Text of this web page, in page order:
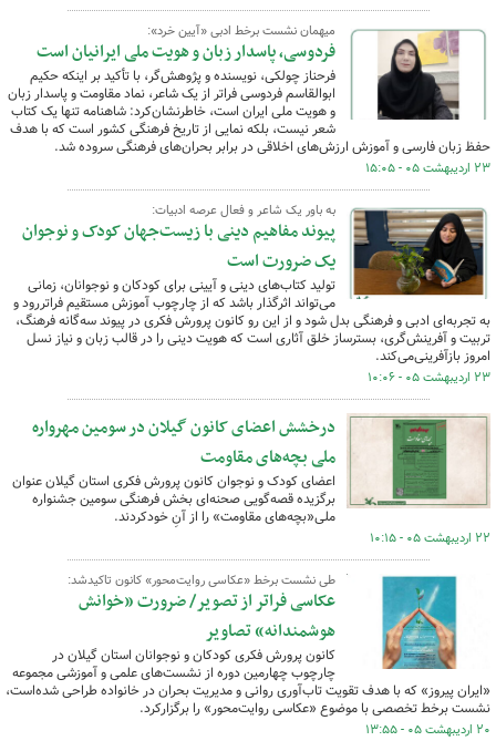
میهمان نشست برخط ادبی «آیین خرد»:
فردوسی، پاسدار زبان و هویت ملی ایرانیان است
فرحناز چولکی، نویسنده و پژوهش‌گر، با تأکید بر اینکه حکیم
ابوالقاسم فردوسی فراتر از یک شاعر، نماد مقاومت و پاسدار زبان
و هویت ملی ایران است، خاطرنشان‌کرد: شاهنامه تنها یک کتاب
شعر نیست، بلکه نمایی از تاریخ فرهنگی کشور است که با هدف
حفظ زبان فارسی و آموزش ارزش‌های اخلاقی در برابر بحران‌های فرهنگی سروده شد.
۲۳ اردیبهشت ۰۵ - ۱۵:۰۵
به باور یک شاعر و فعال عرصه ادبیات:
پیوند مفاهیم دینی با زیست‌جهان کودک و نوجوان
یک ضرورت است
تولید کتاب‌های دینی و آیینی برای کودکان و نوجوانان، زمانی
می‌تواند اثرگذار باشد که از چارچوب آموزش مستقیم فراتررود و
به تجربه‌ای ادبی و فرهنگی بدل شود و از این رو کانون پرورش فکری در پیوند سه‌گانه‌ فرهنگ،
تربیت و آفرینش‌گری، بسترساز خلق آثاری است که هویت دینی را در قالب زبان و نیاز نسل
امروز بازآفرینی‌می‌کند.
۲۳ اردیبهشت ۰۵ - ۱۰:۰۶
درخشش اعضای کانون گیلان در سومین مهرواره
ملی بچه‌های مقاومت
اعضای کودک و نوجوان کانون پرورش فکری استان گیلان عنوان
برگزیده قصه‌گویی صحنه‌ای بخش فرهنگی سومین جشنواره
ملی«بچه‌های مقاومت» را از آنِ خودکردند.
۲۲ اردیبهشت ۰۵ - ۱۰:۱۵
طی نشست برخط «عکاسی روایت‌محور» کانون تاکیدشد:
عکاسی فراتر از تصویر/ ضرورت «خوانش
هوشمندانه» تصاویر
کانون پرورش فکری کودکان و نوجوانان استان گیلان در
چارچوب چهارمین دوره از نشست‌های علمی و آموزشی مجموعه
«ایران پیروز» که با هدف تقویت تاب‌آوری روانی و مدیریت بحران در خانواده طراحی شده‌است،
نشست برخط تخصصی با موضوع «عکاسی روایت‌محور» را برگزارکرد.
۲۰ اردیبهشت ۰۵ - ۱۳:۵۵